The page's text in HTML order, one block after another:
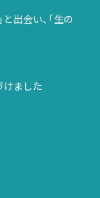
出会い、 「生の
けました